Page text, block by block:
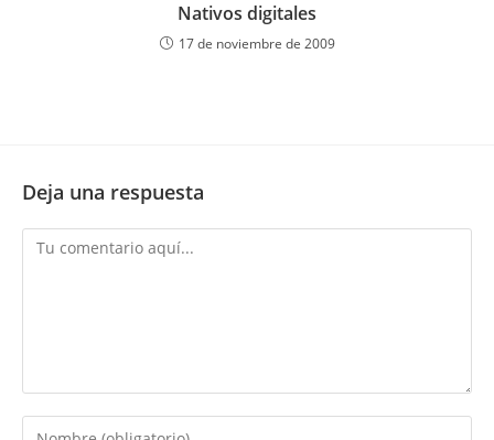
Nativos digitales
17 de noviembre de 2009
Deja una respuesta
Comentario
Introduce